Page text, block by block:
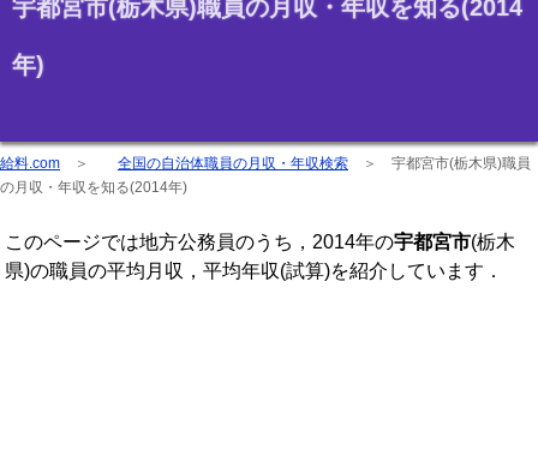
宇都宮市(栃木県)職員の月収・年収を知る(2014
年)
給料.com ＞ 全国の自治体職員の月収・年収検索 ＞ 宇都宮市(栃木県)職員
の月収・年収を知る(2014年)
このページでは地方公務員のうち，2014年の宇都宮市(栃木
県)の職員の平均月収，平均年収(試算)を紹介しています．